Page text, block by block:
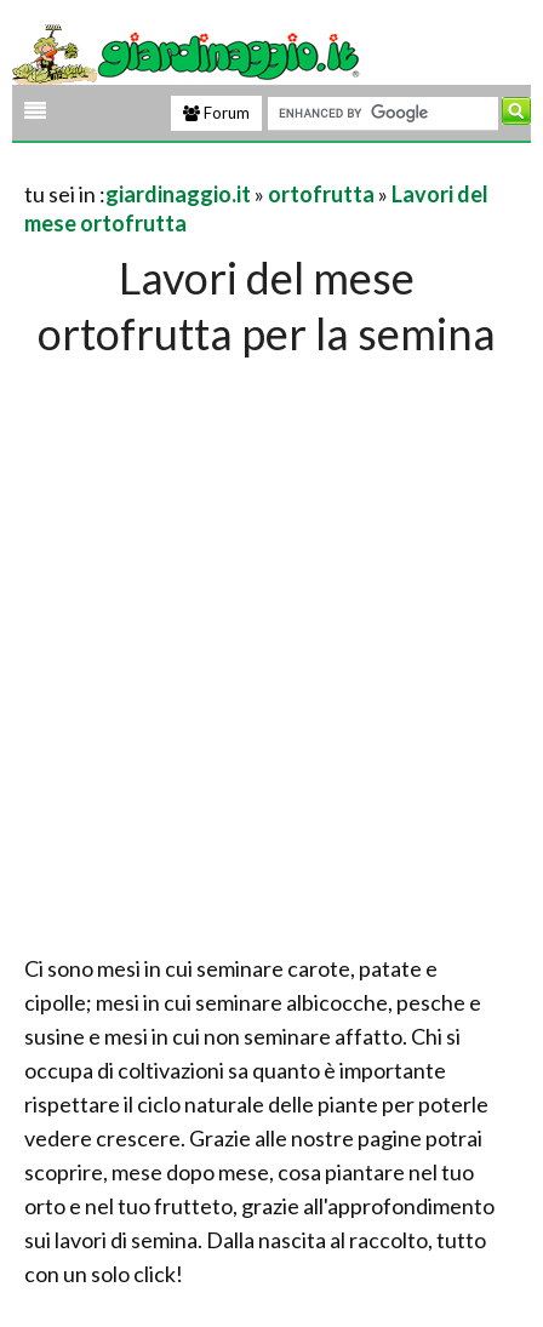
Forum
tu sei in :giardinaggio.it » ortofrutta » Lavori del
mese ortofrutta
Lavori del mese
ortofrutta per la semina
Ci sono mesi in cui seminare carote, patate e
cipolle; mesi in cui seminare albicocche, pesche e
susine e mesi in cui non seminare affatto. Chi si
occupa di coltivazioni sa quanto è importante
rispettare il ciclo naturale delle piante per poterle
vedere crescere. Grazie alle nostre pagine potrai
scoprire, mese dopo mese, cosa piantare nel tuo
orto e nel tuo frutteto, grazie all'approfondimento
sui lavori di semina. Dalla nascita al raccolto, tutto
con un solo click!